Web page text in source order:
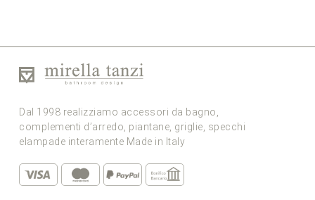
Dal 1998 realizziamo accessori da bagno,
complementi d’arredo, piantane, griglie, specchi
elampade interamente Made in Italy